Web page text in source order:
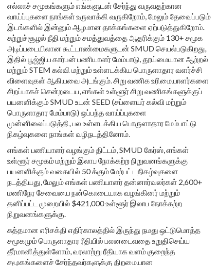
எல்லாச் சமூகங்களும் எங்களுடன் சேர்ந்து வருவதற்கான
வாய்ப்புகளை நாங்கள் உருவாக்கி வருகிறோம், மேலும் தேவைப்படும்
இடங்களில் இன்னும் ஆழமான தாக்கங்களை ஏற்படுத்துகிறோம்.
சுற்றுச்சூழல் நீதி மற்றும் சமத்துவத்தை ஆதரிக்கும் 130+ சமூக
அடிப்படையிலான கூட்டாண்மைகளுடன் SMUD செயல்படுகிறது,
இதில் பூஜ்ஜிய கார்பன் பணியாளர் மேம்பாடு, தூய்மையான ஆற்றல்
மற்றும் STEM கல்வி மற்றும் உள்ளடக்கிய பொருளாதார வளர்ச்சி
விளைவுகள் ஆகியவை அடங்கும். சிறு வணிக உரிமையாளர்களை
சிறப்பாகச் சென்றடைய, எங்கள் உள்ளூர் சிறு வணிகங்களுக்குப்
பயனளிக்கும் SMUD உடன் SEED (சப்ளையர் கல்வி மற்றும்
பொருளாதார மேம்பாடு) ஒப்பந்த வாய்ப்புகளை
முன்னிலைப்படுத்தி, பல உள்ளடக்கிய பொருளாதார மேம்பாட்டு
நிகழ்வுகளை நாங்கள் வழிநடத்தினோம்.
எங்கள் பணியாளர் வழங்கும் திட்டம், SMUD கேர்ஸ், எங்கள்
உள்ளூர் சமூகம் மற்றும் இலாப நோக்கற்ற நிறுவனங்களுக்கு
பயனளிக்கும் வகையில் 50 க்கும் மேற்பட்ட நிகழ்வுகளை
நடத்தியது, மேலும் எங்கள் பணியாளர் தன்னார்வலர்கள் 2,600+
மணிநேர சேவையை நன்கொடையாக வழங்கினர் மற்றும்
தனிப்பட்ட முறையில் $421,000 உள்ளூர் இலாப நோக்கற்ற
நிறுவனங்களுக்கு.
சுத்தமான எரிசக்தி எதிர்காலத்தில் இருந்து நமது ஒட்டுமொத்த
சமூகமும் பொருளாதார ரீதியில் பலனடைவதை உறுதிசெய்ய
தீர்மானித்துள்ளோம், வரலாற்று ரீதியாக வளம் குறைந்த
சமூகங்களைச் சேர்ந்தவர்களுக்கு திறமையான